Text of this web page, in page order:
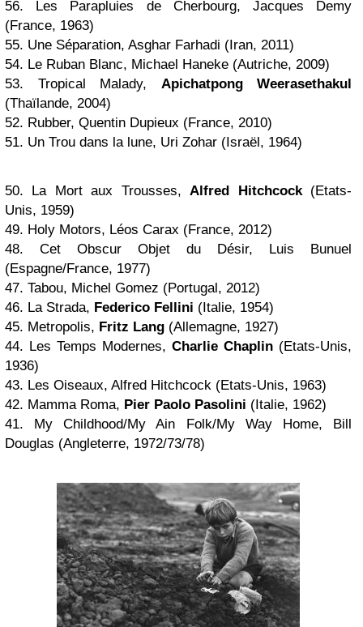
56. Les Parapluies de Cherbourg, Jacques Demy
(France, 1963)
55. Une Séparation, Asghar Farhadi (Iran, 2011)
54. Le Ruban Blanc, Michael Haneke (Autriche, 2009)
53. Tropical Malady, Apichatpong Weerasethakul
(Thaïlande, 2004)
52. Rubber, Quentin Dupieux (France, 2010)
51. Un Trou dans la lune, Uri Zohar (Israël, 1964)
50. La Mort aux Trousses,Alfred Hitchcock(Etats-
Unis, 1959)
49. Holy Motors, Léos Carax (France, 2012)
48. Cet Obscur Objet du Désir, Luis Bunuel
(Espagne/France, 1977)
47. Tabou, Michel Gomez (Portugal, 2012)
46. La Strada, Federico Fellini (Italie, 1954)
45. Metropolis, Fritz Lang (Allemagne, 1927)
44. Les Temps Modernes, Charlie Chaplin (Etats-Unis,
1936)
43. Les Oiseaux, Alfred Hitchcock (Etats-Unis, 1963)
42. Mamma Roma, Pier Paolo Pasolini (Italie, 1962)
41. My Childhood/My Ain Folk/My Way Home, Bill
Douglas (Angleterre, 1972/73/78)